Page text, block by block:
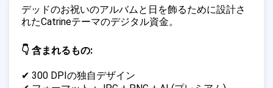
デッドのお祝いのアルバムと日を飾るために設計さ
れたCatrineテーマのデジタル資金。
👇 含まれるもの:
✔ 300 DPIの独自デザイン